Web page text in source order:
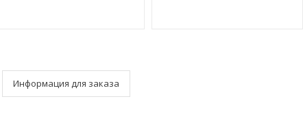
Информация для заказа